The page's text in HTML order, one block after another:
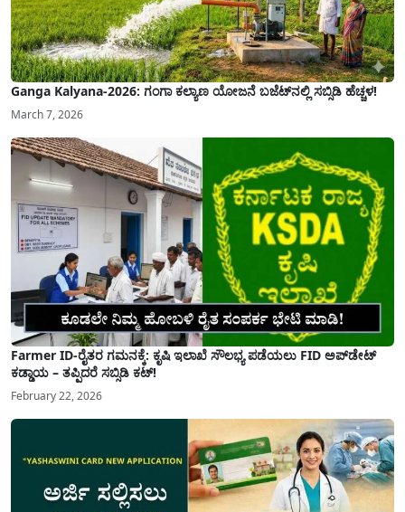
Ganga Kalyana-2026: ಗಂಗಾ ಕಲ್ಯಾಣ ಯೋಜನೆ ಬಜೆಟ್‌ನಲ್ಲಿ ಸಬ್ಸಿಡಿ ಹೆಚ್ಚಳ!
March 7, 2026
Farmer ID-ರೈತರ ಗಮನಕ್ಕೆ: ಕೃಷಿ ಇಲಾಖೆ ಸೌಲಭ್ಯ ಪಡೆಯಲು FID ಅಪ್‌ಡೇಟ್
ಕಡ್ಡಾಯ – ತಪ್ಪಿದರೆ ಸಬ್ಸಿಡಿ ಕಟ್!
February 22, 2026